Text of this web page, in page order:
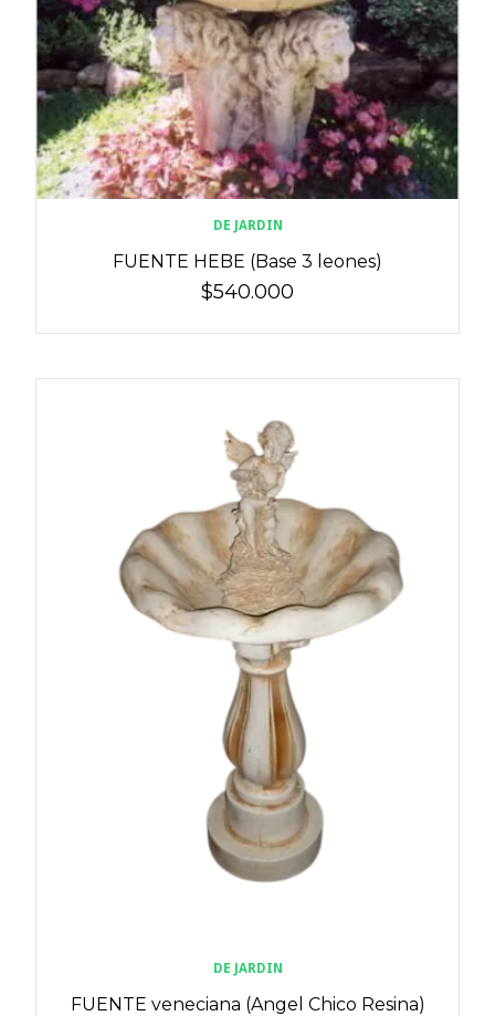
DE JARDIN
FUENTE HEBE (Base 3 leones)
$540.000
DE JARDIN
FUENTE veneciana (Angel Chico Resina)